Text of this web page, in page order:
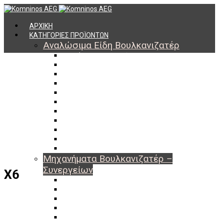
ΑΡΧΙΚΗ
ΚΑΤΗΓΟΡΙΕΣ ΠΡΟΪΟΝΤΩΝ
Αναλώσιμα Είδη Βουλκανιζατέρ
Μηχανήματα Βουλκανιζατέρ –
Συνεργείων
X6